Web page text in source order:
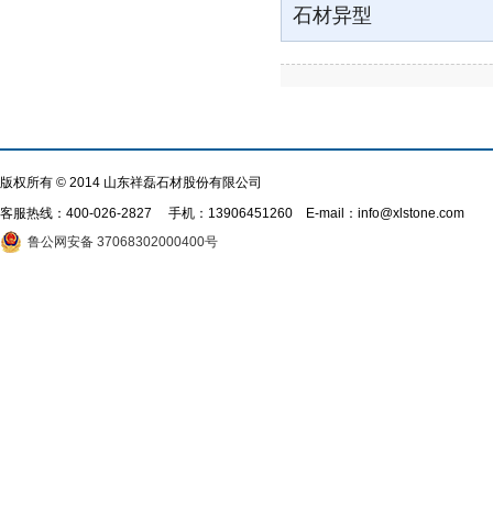
石材异型
版权所有 © 2014 山东祥磊石材股份有限公司
客服热线： 400-026-2827 手机：13906451260 E-mail：info@xlstone.com
鲁公网安备 37068302000400号